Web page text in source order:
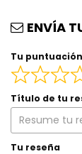
ENVÍA
Tu
Título de tu
Tu reseña